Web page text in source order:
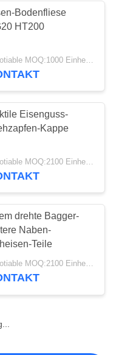
25
26
Bodenfliese
HT200
Eisenguss-
Kappe
negotiable MOQ:2100 Einheiten
drehte Bagger-
Naben-
Teile
negotiable MOQ:2100 Einheiten